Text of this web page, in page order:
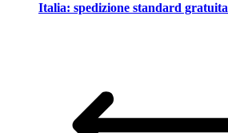
Italia: spedizione standard gratuita